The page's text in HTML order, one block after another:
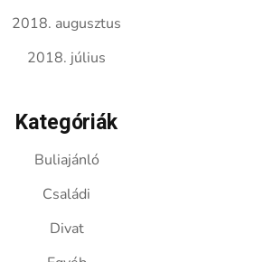
2018. augusztus
2018. július
Kategóriák
Buliajánló
Családi
Divat